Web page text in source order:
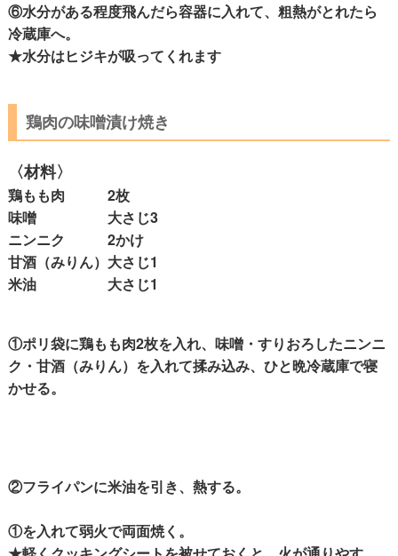
⑥水分がある程度飛んだら容器に入れて、粗熱がとれたら
冷蔵庫へ。
★水分はヒジキが吸ってくれます
鶏肉の味噌漬け焼き
〈材料〉
鶏もも肉 2枚
味噌 大さじ3
ニンニク 2かけ
甘酒（みりん）大さじ1
米油 大さじ1
①ポリ袋に鶏もも肉2枚を入れ、味噌・すりおろしたニンニ
ク・甘酒（みりん）を入れて揉み込み、ひと晩冷蔵庫で寝
かせる。
②フライパンに米油を引き、熱する。
①を入れて弱火で両面焼く。